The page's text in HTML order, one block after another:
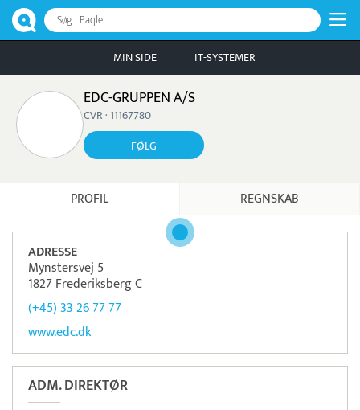
Søg i Paqle
MIN SIDE IT-SYSTEMER
EDC-GRUPPEN A/S
CVR · 11167780
FØLG
PROFIL REGNSKAB
ADRESSE
Mynstersvej 5
1827 Frederiksberg C
(+45) 33 26 77 77
www.edc.dk
ADM. DIREKTØR